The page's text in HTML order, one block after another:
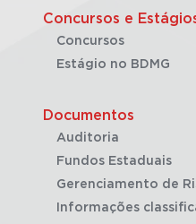
Concursos e
Concursos
Estágio no BDMG
Documentos
Auditoria
Fundos Estaduais
Gerenciamento de
Informações